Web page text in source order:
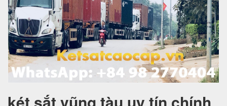
két sắt vũng tàu uy tín chính